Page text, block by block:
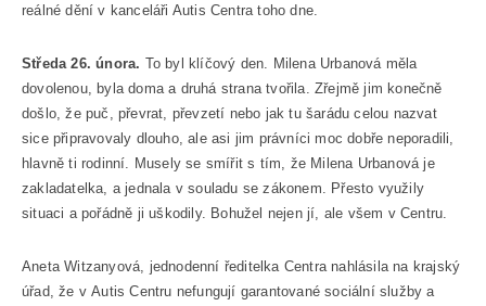
reálné dění v kanceláři Autis Centra toho dne.
Středa 26. února. To byl klíčový den. Milena Urbanová měla
dovolenou, byla doma a druhá strana tvořila. Zřejmě jim konečně
došlo, že puč, převrat, převzetí nebo jak tu šarádu celou nazvat
sice připravovaly dlouho, ale asi jim právníci moc dobře neporadili,
hlavně ti rodinní. Musely se smířit s tím, že Milena Urbanová je
zakladatelka, a jednala v souladu se zákonem. Přesto využily
situaci a pořádně ji uškodily. Bohužel nejen jí, ale všem v Centru.
Aneta Witzanyová, jednodenní ředitelka Centra nahlásila na krajský
úřad, že v Autis Centru nefungují garantované sociální služby a